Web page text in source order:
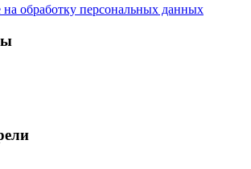
на обработку персональных данных